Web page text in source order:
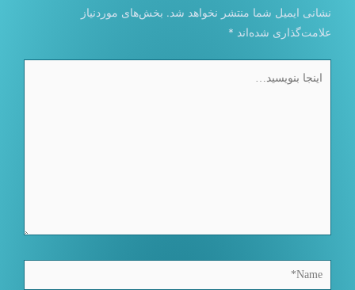
نشانی ایمیل شما منتشر نخواهد شد. بخش‌های موردنیاز
علامت‌گذاری شده‌اند *
بنویسید…
Name*